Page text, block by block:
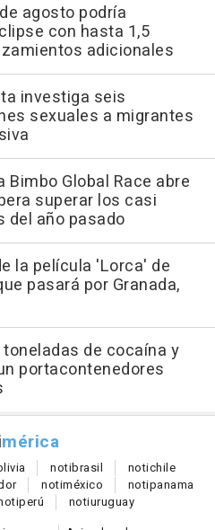
agosto podría
con hasta 1,5
adicionales
investiga seis
sexuales a migrantes
Global Race abre
superar los casi
del año pasado
la película 'Lorca' de
pasará por Granada,
de cocaína y
portacontenedores
mérica
notibrasil notichile
notiméxico notipanama
perú notiuruguay